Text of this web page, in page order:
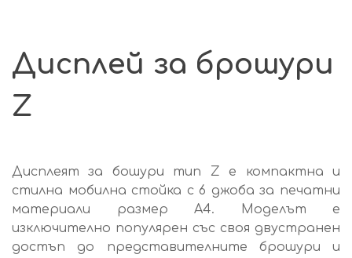
Дисплей за брошури
Z
Дисплеят за бошури тип Z е компактна и
стилна мобилна стойка с 6 джоба за печатни
материали размер А4. Моделът е
изключително популярен със своя двустранен
достъп до представителните брошури и